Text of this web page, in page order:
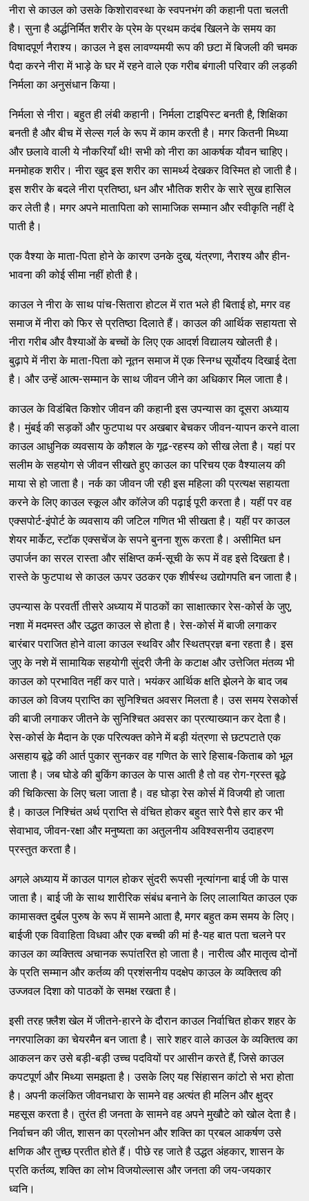
नीरा से काउल को उसके किशोरावस्था के स्वपनभंग की कहानी पता चलती
है। सुना है अर्द्धनिर्मित शरीर के प्रेम के प्रथम कदंब खिलने के समय का
विषादपूर्ण नैराश्य। काउल ने इस लावण्यमयी रूप की छटा में बिजली की चमक
पैदा करने नीरा में भाड़े के घर में रहने वाले एक गरीब बंगाली परिवार की लड़की
निर्मला का अनुसंधान किया।
निर्मला से नीरा। बहुत ही लंबी कहानी। निर्मला टाइपिस्ट बनती है, शिक्षिका
बनती है और बीच में सेल्स गर्ल के रूप में काम करती है। मगर कितनी मिथ्या
और छलावे वाली ये नौकरियाँ थी! सभी को नीरा का आकर्षक यौवन चाहिए।
मनमोहक शरीर। नीरा खुद इस शरीर का सामर्थ्य देखकर विस्मित हो जाती है।
इस शरीर के बदले नीरा प्रतिष्ठा, धन और भौतिक शरीर के सारे सुख हासिल
कर लेती है। मगर अपने मातापिता को सामाजिक सम्मान और स्वीकृति नहीं दे
पाती है।
एक वैश्या के माता-पिता होने के कारण उनके दुख, यंत्रणा, नैराश्य और हीन-
भावना की कोई सीमा नहीं होती है।
काउल ने नीरा के साथ पांच-सितारा होटल में रात भले ही बिताई हो, मगर वह
समाज में नीरा को फिर से प्रतिष्ठा दिलाते हैं। काउल की आर्थिक सहायता से
नीरा गरीब और वैश्याओं के बच्चों के लिए एक आदर्श विद्यालय खोलती है।
बुढ़ापे में नीरा के माता-पिता को नूतन समाज में एक स्निग्ध सूर्योदय दिखाई देता
है। और उन्हें आत्म-सम्मान के साथ जीवन जीने का अधिकार मिल जाता है।
काउल के विडंबित किशोर जीवन की कहानी इस उपन्यास का दूसरा अध्याय
है। मुंबई की सड़कों और फुटपाथ पर अखबार बेचकर जीवन-यापन करने वाला
काउल आधुनिक व्यवसाय के कौशल के गूढ-रहस्य को सीख लेता है। यहां पर
सलीम के सहयोग से जीवन सीखते हुए काउल का परिचय एक वैश्यालय की
माया से हो जाता है। नर्क का जीवन जी रही इस महिला की प्रत्यक्ष सहायता
करने के लिए काउल स्कूल और कॉलेज की पढ़ाई पूरी करता है। यहीं पर वह
एक्सपोर्ट-इंपोर्ट के व्यवसाय की जटिल गणित भी सीखता है। यहीं पर काउल
शेयर मार्केट, स्टॉक एक्सचेंज के सपने बुनना शुरू करता है। असीमित धन
उपार्जन का सरल रास्ता और संक्षिप्त कर्म-सूची के रूप में वह इसे दिखता है।
रास्ते के फुटपाथ से काउल ऊपर उठकर एक शीर्षस्थ उद्योगपति बन जाता है।
उपन्यास के परवर्ती तीसरे अध्याय में पाठकों का साक्षात्कार रेस-कोर्स के जुए,
नशा में मदमस्त और उद्धत काउल से होता है। रेस-कोर्स में बाजी लगाकर
बारंबार पराजित होने वाला काउल स्थविर और स्थितप्रज्ञ बना रहता है। इस
जुए के नशे में सामायिक सहयोगी सुंदरी जैनी के कटाक्ष और उत्तेजित मंतव्य भी
काउल को प्रभावित नहीं कर पाते। भयंकर आर्थिक क्षति झेलने के बाद जब
काउल को विजय प्राप्ति का सुनिश्चित अवसर मिलता है। उस समय रेसकोर्स
की बाजी लगाकर जीतने के सुनिश्चित अवसर का प्रत्याख्यान कर देता है।
रेस-कोर्स के मैदान के एक परित्यक्त कोने में बड़ी यंत्रणा से छटपटाते एक
असहाय बूढ़े की आर्त पुकार सुनकर वह गणित के सारे हिसाब-किताब को भूल
जाता है। जब घोडे की बुकिंग काउल के पास आती है तो वह रोग-ग्रस्त बूढ़े
की चिकित्सा के लिए चला जाता है। वह घोड़ा रेस कोर्स में विजयी हो जाता
है। काउल निश्चिंत अर्थ प्राप्ति से वंचित होकर बहुत सारे पैसे हार कर भी
सेवाभाव, जीवन-रक्षा और मनुष्यता का अतुलनीय अविश्वसनीय उदाहरण
प्रस्तुत करता है।
अगले अध्याय में काउल पागल होकर सुंदरी रूपसी नृत्यांगना बाई जी के पास
जाता है। बाई जी के साथ शारीरिक संबंध बनाने के लिए लालायित काउल एक
कामासक्त दुर्बल पुरुष के रूप में सामने आता है, मगर बहुत कम समय के लिए।
बाईजी एक विवाहिता विधवा और एक बच्ची की मां है-यह बात पता चलने पर
काउल का व्यक्तित्व अचानक रूपांतरित हो जाता है। नारीत्व और मातृत्व दोनों
के प्रति सम्मान और कर्तव्य की प्रशंसनीय पदक्षेप काउल के व्यक्तित्व की
उज्जवल दिशा को पाठकों के समक्ष रखता है।
इसी तरह फ़्लैश खेल में जीतने-हारने के दौरान काउल निर्वाचित होकर शहर के
नगरपालिका का चेयरमैन बन जाता है। सारे शहर वाले काउल के व्यक्तित्व का
आकलन कर उसे बड़ी-बड़ी उच्च पदवियों पर आसीन करते हैं, जिसे काउल
कपटपूर्ण और मिथ्या समझता है। उसके लिए यह सिंहासन कांटो से भरा होता
है। अपनी कलंकित जीवनधारा के सामने वह अत्यंत ही मलिन और क्षुद्र
महसूस करता है। तुरंत ही जनता के सामने वह अपने मुखौटे को खोल देता है।
निर्वाचन की जीत, शासन का प्रलोभन और शक्ति का प्रबल आकर्षण उसे
क्षणिक और तुच्छ प्रतीत होते हैं। पीछे रह जाते है उद्धत अंहकार, शासन के
प्रति कर्तव्य, शक्ति का लोभ विजयोल्लास और जनता की जय-जयकार
ध्वनि।